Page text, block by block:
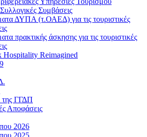
Συμβάσεις
ΔΥΠΑ (τ.ΟΑΕΔ) για τις τουριστικές
πρακτικής άσκησης για τις τουριστικές
Hospitality Reimagined
της ΓΓΔΠ
Αποφάσεις
2026